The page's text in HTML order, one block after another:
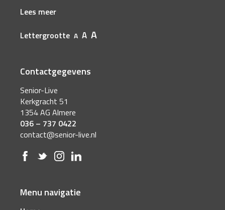
Lees meer
Lettergrootte A A A
Contactgegevens
Senior-Live
Kerkgracht 51
1354 AG Almere
036 – 737 0422
contact@senior-live.nl
Menu navigatie